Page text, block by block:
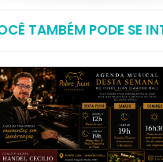
TAMBÉM PODE SE